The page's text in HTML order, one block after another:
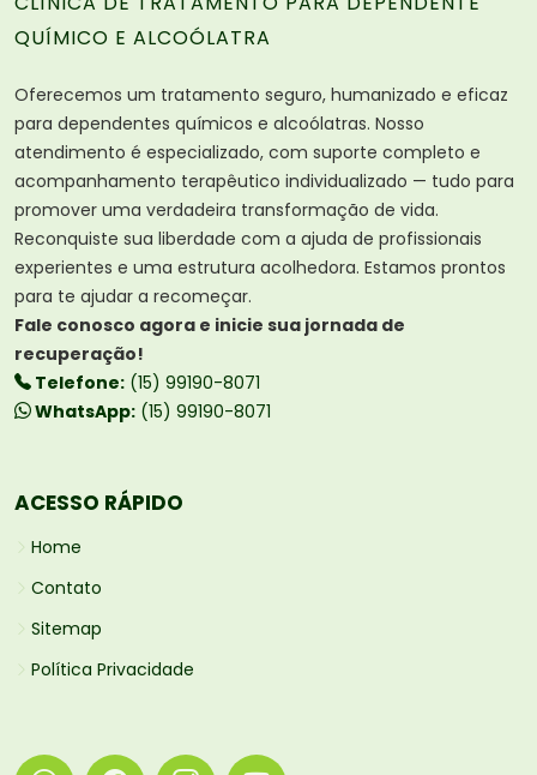
QUÍMICO E ALCOÓLATRA
Oferecemos um tratamento seguro, humanizado e eficaz
para dependentes químicos e alcoólatras. Nosso
atendimento é especializado, com suporte completo e
acompanhamento terapêutico individualizado — tudo para
promover uma verdadeira transformação de vida.
Reconquiste sua liberdade com a ajuda de profissionais
experientes e uma estrutura acolhedora. Estamos prontos
para te ajudar a recomeçar.
Fale conosco agora e inicie sua jornada de
recuperação!
Telefone: (15) 99190-8071
WhatsApp: (15) 99190-8071
ACESSO RÁPIDO
Home
Contato
Sitemap
Política Privacidade